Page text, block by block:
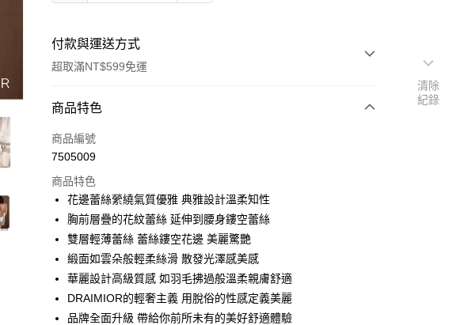
付款與運送方式
超取滿NT$599免運
付款方式
信用卡一次付款
LINE Pay
Apple Pay
街口支付
悠遊付
ATM付款
商品特色
商品編號
7505009
商品特色
花邊蕾絲縈繞氣質優雅 典雅設計溫柔知性
胸前層疊的花紋蕾絲 延伸到腰身鏤空蕾絲
雙層輕薄蕾絲 蕾絲鏤空花邊 美麗驚艷
緞面如雲朵般輕柔絲滑 散發光澤感美感
華麗設計高級質感 如羽毛拂過般溫柔親膚舒適
DRAIMIOR的輕奢主義 用脫俗的性感定義美麗
品牌全面升級 帶給你前所未有的美好舒適體驗
清除
紀錄